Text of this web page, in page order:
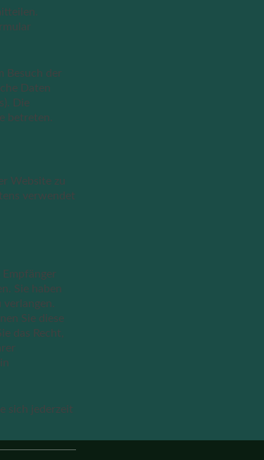
Besuch der
Daten
Die
betreten.
Website zu
verwendet
Sie haben
Sie diese
das Recht,
sich jederzeit